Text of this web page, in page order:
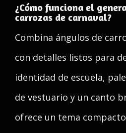
¿Cómo funciona el
carrozas de carnaval?
Combina ángulos de
con detalles listos para
identidad de escuela,
de vestuario y un canto
ofrece un tema